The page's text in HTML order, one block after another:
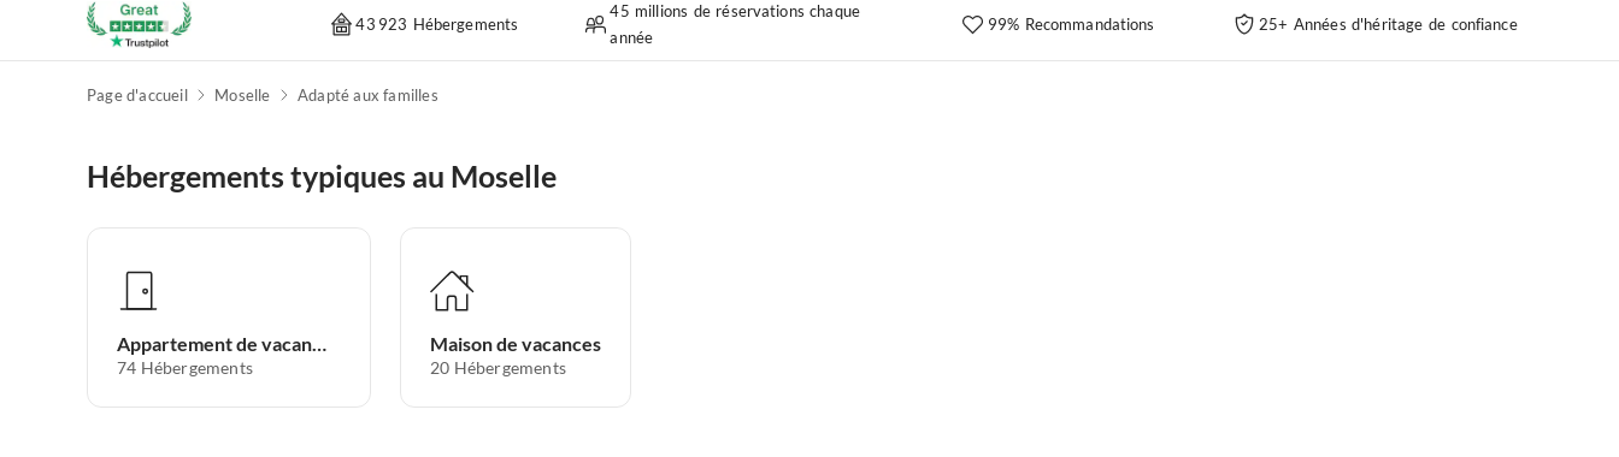
43 923 Hébergements
45 millions de réservations chaque
année
99% Recommandations 25+ Années d'héritage de confiance
Page d'accueil Moselle Adapté aux familles
Hébergements typiques au Moselle
Appartement de vacances
74 Hébergements
Maison de vacances
20 Hébergements